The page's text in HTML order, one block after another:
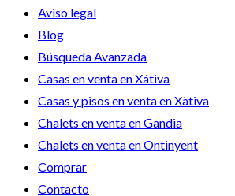
Aviso legal
Blog
Búsqueda Avanzada
Casas en venta en Xátiva
Casas y pisos en venta en Xàtiva
Chalets en venta en Gandia
Chalets en venta en Ontinyent
Comprar
Contacto